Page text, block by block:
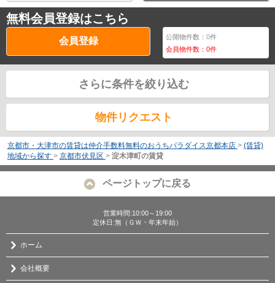
無料会員登録はこちら
会員登録 公開物件数：0件
会員物件数：0件
さらに条件を絞り込む
物件リクエスト
京都市・大津市の賃貸は仲介手数料無料のおうちパラダイス京都本店 > (賃貸)
地域から探す > 京都市伏見区 > 淀木津町の賃貸
ページトップに戻る
営業時間:10:00～19:00
定休日:無（ＧＷ・年末年始）
ホーム
会社概要